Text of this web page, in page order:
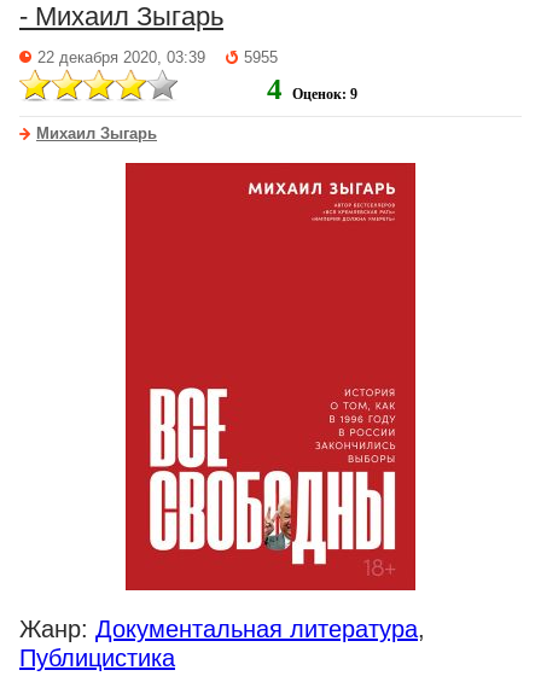
- Михаил Зыгарь
22 декабря 2020, 03:39 5955
4 Оценок: 9
Михаил Зыгарь
Жанр: Документальная литература,
Публицистика